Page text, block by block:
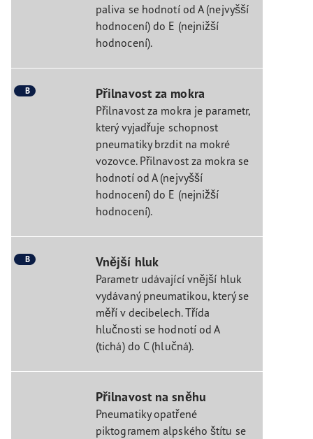
paliva se hodnotí od A (nejvyšší
hodnocení) do E (nejnižší
hodnocení).
B Přilnavost za mokra
Přilnavost za mokra je parametr,
který vyjadřuje schopnost
pneumatiky brzdit na mokré
vozovce. Přilnavost za mokra se
hodnotí od A (nejvyšší
hodnocení) do E (nejnižší
hodnocení).
B Vnější hluk
Parametr udávající vnější hluk
vydávaný pneumatikou, který se
měří v decibelech. Třída
hlučnosti se hodnotí od A
(tichá) do C (hlučná).
Přilnavost na sněhu
Pneumatiky opatřené
piktogramem alpského štítu se